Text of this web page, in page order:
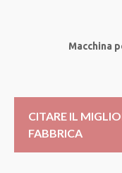
Macchina
CITARE IL
FABBRICA